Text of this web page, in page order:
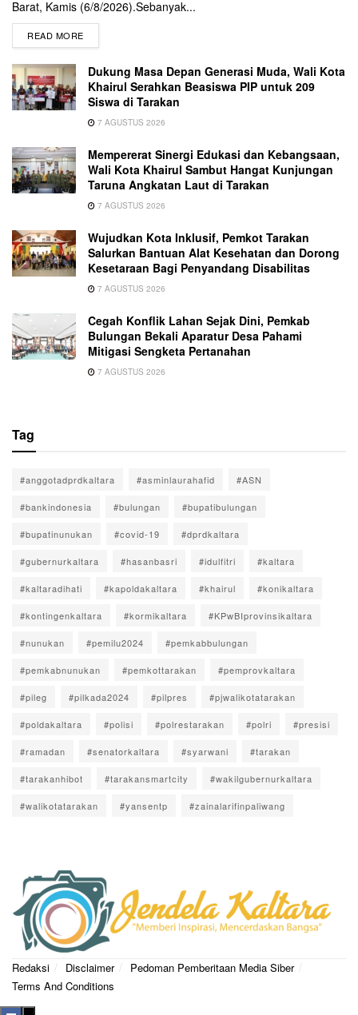
Barat, Kamis (6/8/2026).Sebanyak...
READ MORE
Dukung Masa Depan Generasi Muda, Wali Kota
Khairul Serahkan Beasiswa PIP untuk 209
Siswa di Tarakan
7 AGUSTUS 2026
Mempererat Sinergi Edukasi dan Kebangsaan,
Wali Kota Khairul Sambut Hangat Kunjungan
Taruna Angkatan Laut di Tarakan
7 AGUSTUS 2026
Wujudkan Kota Inklusif, Pemkot Tarakan
Salurkan Bantuan Alat Kesehatan dan Dorong
Kesetaraan Bagi Penyandang Disabilitas
7 AGUSTUS 2026
Cegah Konflik Lahan Sejak Dini, Pemkab
Bulungan Bekali Aparatur Desa Pahami
Mitigasi Sengketa Pertanahan
7 AGUSTUS 2026
Tag
#anggotadprdkaltara #asminlaurahafid #ASN
#bankindonesia #bulungan #bupatibulungan
#bupatinunukan #covid-19 #dprdkaltara
#gubernurkaltara #hasanbasri #idulfitri #kaltara
#kaltaradihati #kapoldakaltara #khairul #konikaltara
#kontingenkaltara #kormikaltara #KPwBIprovinsikaltara
#nunukan #pemilu2024 #pemkabbulungan
#pemkabnunukan #pemkottarakan #pemprovkaltara
#pileg #pilkada2024 #pilpres #pjwalikotatarakan
#poldakaltara #polisi #polrestarakan #polri #presisi
#ramadan #senatorkaltara #syarwani #tarakan
#tarakanhibot #tarakansmartcity #wakilgubernurkaltara
#walikotatarakan #yansentp #zainalarifinpaliwang
Redaksi Disclaimer
Pedoman Pemberitaan Media Siber
Terms And Conditions